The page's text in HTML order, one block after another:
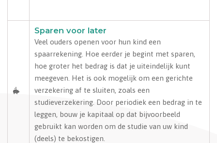
Sparen voor later
Veel ouders openen voor hun kind een
spaarrekening. Hoe eerder je begint met sparen,
hoe groter het bedrag is dat je uiteindelijk kunt
meegeven. Het is ook mogelijk om een gerichte
verzekering af te sluiten, zoals een
studieverzekering. Door periodiek een bedrag in te
leggen, bouw je kapitaal op dat bijvoorbeeld
gebruikt kan worden om de studie van uw kind
(deels) te bekostigen.